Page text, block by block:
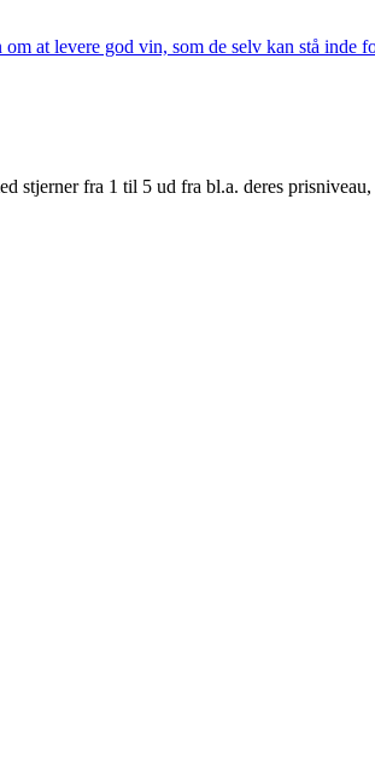
at levere god vin, som de selv kan stå inde
stjerner fra 1 til 5 ud fra bl.a. deres